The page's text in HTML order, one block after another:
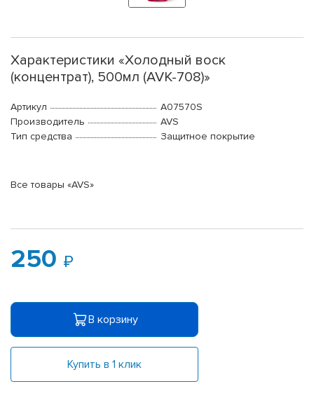
Характеристики «Холодный воск
(концентрат), 500мл (AVK-708)»
Артикул
A07570S
Производитель
AVS
Тип средства
Защитное покрытие
Все товары «AVS»
250
В корзину
Купить в 1 клик